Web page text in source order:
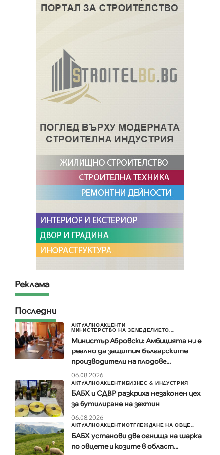
Реклама
Последни
АКТУАЛНОАКЦЕНТИ
МИНИСТЕРСТВО НА ЗЕМЕДЕЛИЕТО,...
Министър Абровски: Амбицията ни е
реално да защитим българските
производители на плодове...
06.08.2026
АКТУАЛНОАКЦЕНТИБИЗНЕС & ИНДУСТРИЯ
БАБХ и СДВР разкриха незаконен цех
за бутилиране на зехтин
06.08.2026
АКТУАЛНОАКЦЕНТИОТГЛЕЖДАНЕ НА ОВЦЕ...
БАБХ установи две огнища на шарка
по овцете и козите в област...